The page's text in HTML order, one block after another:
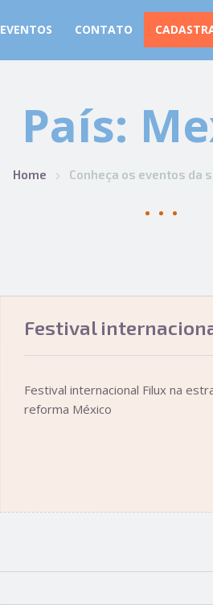
EVENTOS CONTATO
País:
Home Conheça os eventos da
Festival
Festival internacional Filux na
reforma México